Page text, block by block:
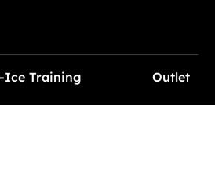
Ice Training Outlet